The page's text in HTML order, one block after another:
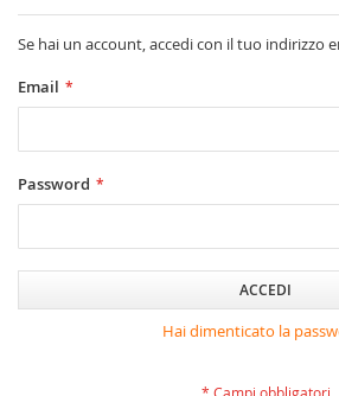
Se hai un account, accedi con il tuo indirizzo
Email
Password
ACCEDI
Hai dimenticato la